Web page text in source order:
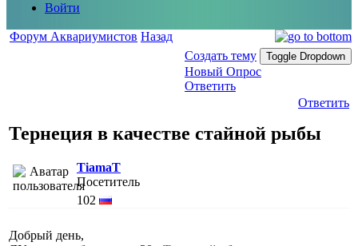
Войти
Форум Аквариумистов Назад
Создать тему
Toggle Dropdown
Новый Опрос
Ответить
Ответить
Тернеция в качестве стайной рыбы
TiamaT
Посетитель
102
Добрый день,